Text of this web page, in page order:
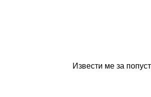
Извести ме за попуст